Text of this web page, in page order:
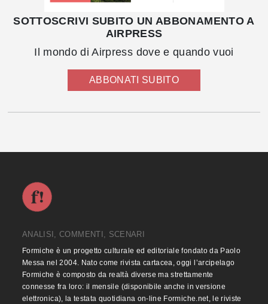
SOTTOSCRIVI SUBITO UN ABBONAMENTO A
AIRPRESS
Il mondo di Airpress dove e quando vuoi
ABBONATI SUBITO
ANALISI, COMMENTI, SCENARI
Formiche è un progetto culturale ed editoriale fondato da Paolo
Messa nel 2004. Nato come rivista cartacea, oggi l’arcipelago
Formiche è composto da realtà diverse ma strettamente
connesse fra loro: il mensile (disponibile anche in versione
elettronica), la testata quotidiana on-line Formiche.net, le riviste